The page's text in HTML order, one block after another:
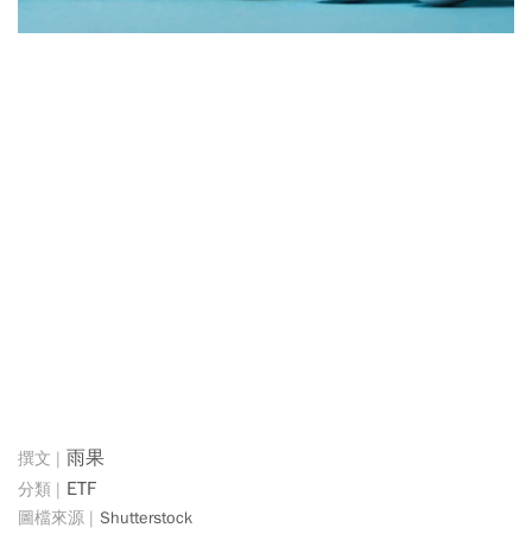
雨果
ETF
Shutterstock